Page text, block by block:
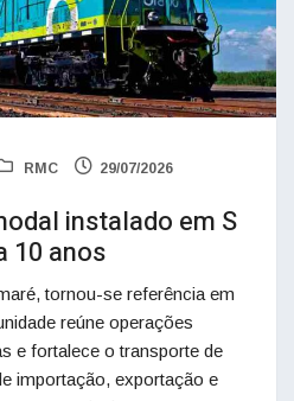
RMC 29/07/2026
instalado em S
10 anos
tornou-se referência em
reúne operações
e fortalece o transporte de
importação, exportação e